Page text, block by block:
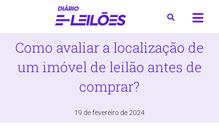
Como avaliar a localização de
um imóvel de leilão antes de
comprar?
19 de fevereiro de 2024